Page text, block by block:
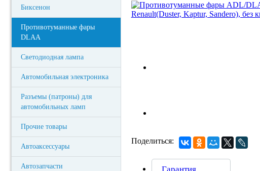
Биксенон
Противотуманные фары
DLAA
Светодиодная лампа
Автомобильная электроника
Разъемы (патроны) для
автомобильных ламп
Прочие товары
Автоаксессуары
Автозапчасти
Поделиться: